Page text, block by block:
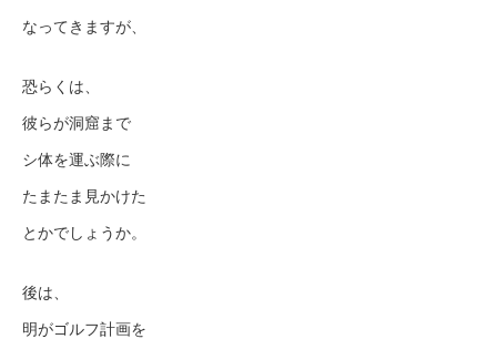
なってきますが、
恐らくは、
彼らが洞窟まで
シ体を運ぶ際に
たまたま見かけた
とかでしょうか。
後は、
明がゴルフ計画を